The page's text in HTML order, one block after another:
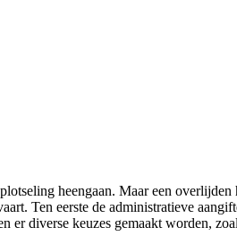
heengaan. Maar een
Ten eerste de administratieve
diverse keuzes gemaakt worden,